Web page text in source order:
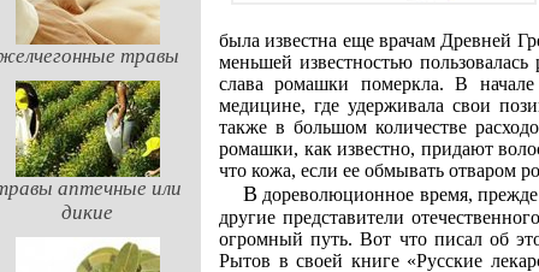
травы
аптечные или
дикие
была известна еще врачам Древней
меньшей известностью
слава ромашки померкла. В
медицине, где удерживала свои
также в большом количестве
ромашки, как известно, придают
что кожа, если ее обмывать отваром
В дореволюционное время, прежде чем попасть в аптеку, цветки ромашки, как и многие
другие представители
огромный путь. Вот что писал об
Рытов в своей книге «Русские